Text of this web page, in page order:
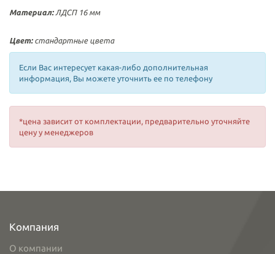
Материал: ЛДСП 16 мм
Цвет: стандартные цвета
Если Вас интересует какая-либо дополнительная
информация, Вы можете уточнить ее по телефону
*цена зависит от комплектации, предварительно уточняйте
цену у менеджеров
Компания
О компании